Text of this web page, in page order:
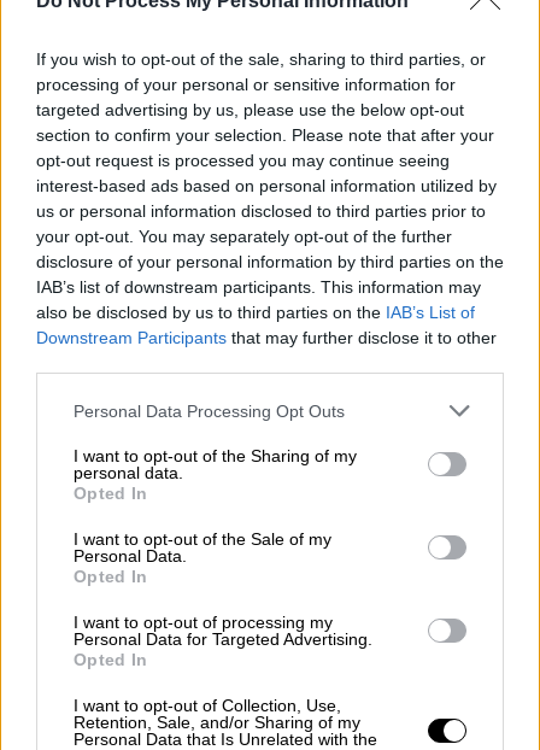
If you wish to opt-out of the sale, sharing to third parties, or
processing of your personal or sensitive information for
targeted advertising by us, please use the below opt-out
section to confirm your selection. Please note that after your
opt-out request is processed you may continue seeing
interest-based ads based on personal information utilized by
us or personal information disclosed to third parties prior to
your opt-out. You may separately opt-out of the further
disclosure of your personal information by third parties on the
IAB’s list of downstream participants. This information may
also be disclosed by us to third parties on the IAB’s List of
Downstream Participants that may further disclose it to other
Please note that this website/app uses one or more Google
not limited to your visit or usage behaviour. You may click to
grant or deny consent to Google and its third-party tags to
use your data for below specified purposes in below Google
consent section.
Personal Data Processing Opt Outs
I want to opt-out of the Sharing of my
personal data.
Opted In
I want to opt-out of the Sale of my
Personal Data.
Opted In
I want to opt-out of processing my
Personal Data for Targeted Advertising.
Opted In
I want to opt-out of Collection, Use,
Retention, Sale, and/or Sharing of my
Personal Data that Is Unrelated with the
Υπενθυμίζεται επίσης ότι σε περιπτώσεις,
όπως η τωρινή κακοκαιρία, εφαρμόζονται
παγίως τα ακόλουθα:
1. Όταν η επιχείρηση λειτουργεί κανονικά
και κάποιος εργαζόμενος δεν κατορθώσει να
μεταβεί στην εργασία του, παρά την
καταβληθείσα από μέρους του προσπάθεια,
λόγω ανωτέρας βίας, τουοφείλεται ο
μισθός της ημέρας εκείνης.
2. Εφόσον επιχειρήσεις απασχολούν
εργαζομένους σε εξωτερικές θέσεις
κατά τέτοιο τρόπο ώστε οι εργαζόμενοι να
προστατεύονται από τις δυσμενείς καιρικές
συνθήκες και να λαμβάνονται τα απαραίτητα
μέτρα πρόληψης και προστασίας στην
περίπτωση εργαζομένων που ανήκουν στις
ομάδες υψηλού κινδύνου (π.χ.
καρδιοπαθείς).
3. Στην περίπτωση τεχνικών και
οικοδομικών έργων, καθώς και των